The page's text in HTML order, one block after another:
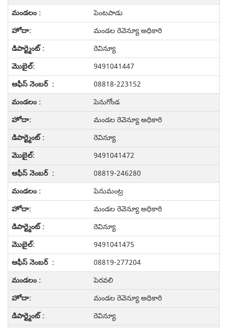
పెంటపాడు
మండల రెవెన్యూ అధికారి
రెవిన్యూ
9491041447
08818-223152
పెనుగోండ
మండల రెవెన్యూ అధికారి
రెవిన్యూ
9491041472
08819-246280
పెనుమంట్ర
మండల రెవెన్యూ అధికారి
రెవిన్యూ
9491041475
08819-277204
పెరవలి
మండల రెవెన్యూ అధికారి
రెవిన్యూ